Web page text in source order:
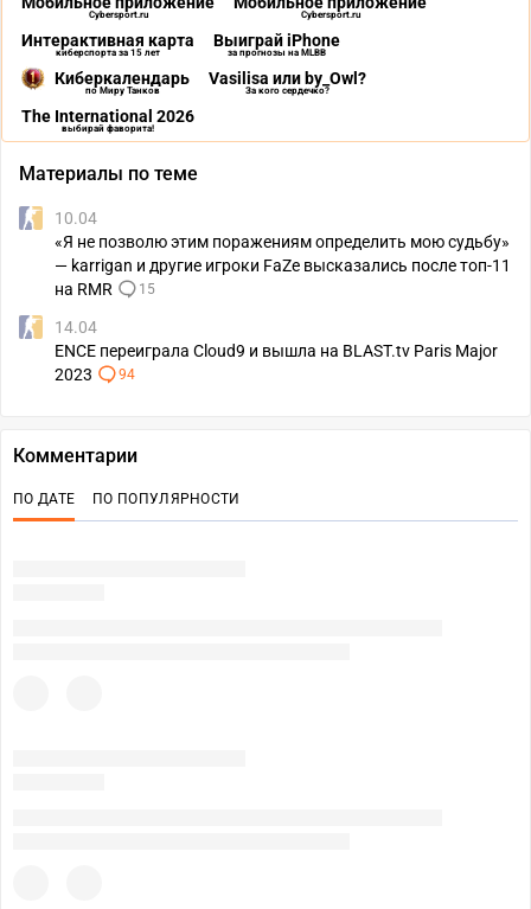
Cybersport.ru Cybersport.ru
Интерактивная карта
киберспорта за 15 лет
Выиграй iPhone
за прогнозы на MLBB
Киберкалендарь
по Миру Танков
Vasilisa или by_Owl?
За кого сердечко?
The International 2026
выбирай фаворита!
Материалы по теме
10.04
«Я не позволю этим поражениям определить мою судьбу»
— karrigan и другие игроки FaZe высказались после топ-11
на RMR
15
14.04
ENCE переиграла Cloud9 и вышла на BLAST.tv Paris Major
2023
94
Комментарии
ПО ДАТЕ ПО ПОПУЛЯРНОСТИ